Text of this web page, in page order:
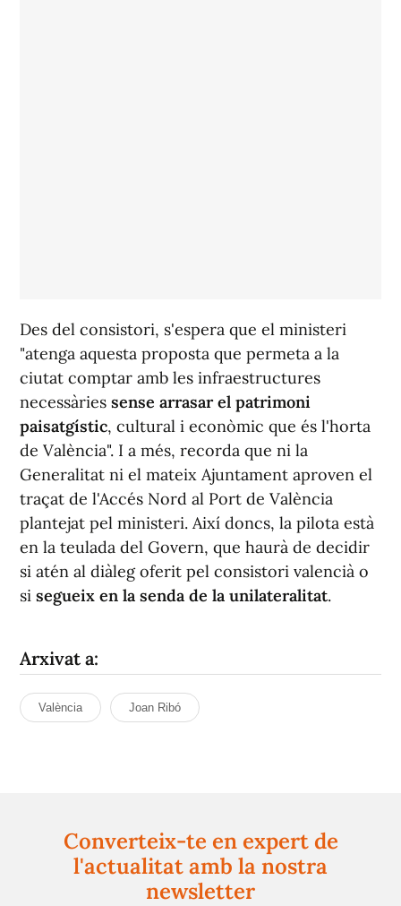
Des del consistori, s'espera que el ministeri
"atenga aquesta proposta que permeta a la
ciutat comptar amb les infraestructures
necessàries sense arrasar el patrimoni
paisatgístic, cultural i econòmic que és l'horta
de València". I a més, recorda que ni la
Generalitat ni el mateix Ajuntament aproven el
traçat de l'Accés Nord al Port de València
plantejat pel ministeri. Així doncs, la pilota està
en la teulada del Govern, que haurà de decidir
si atén al diàleg oferit pel consistori valencià o
si segueix en la senda de la unilateralitat.
Arxivat a:
València Joan Ribó
Converteix-te en expert de
l'actualitat amb la nostra
newsletter